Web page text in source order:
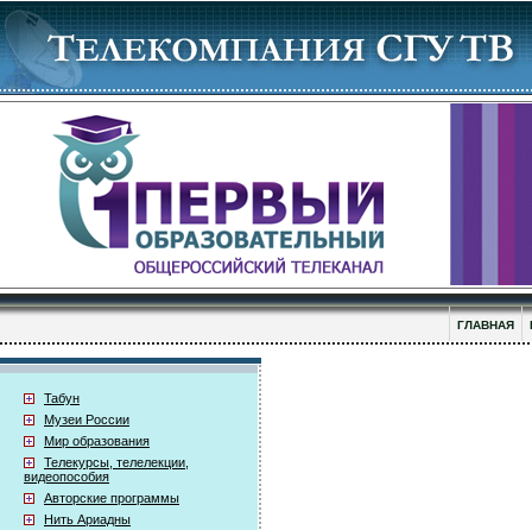
ГЛАВНАЯ
Табун
Музеи России
Мир образования
Телекурсы, телелекции,
видеопособия
Авторские программы
Нить Ариадны